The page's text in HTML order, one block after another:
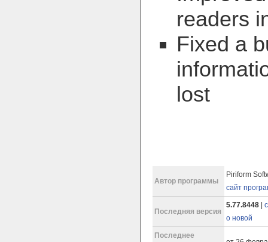
readers
Fixed a
lost
Автор программы
Piriform
сайт
Последняя версия
5.77.8448
о новой
Последнее